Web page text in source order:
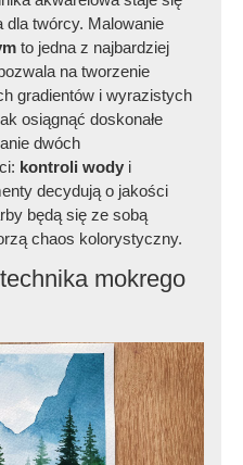
dla twórcy. Malowanie
to jedna z najbardziej
na tworzenie
gradientów i wyrazistych
osiągnąć doskonałe
dwóch
kontroli wody i
decydują o jakości
będą się ze sobą
chaos kolorystyczny.
mokrego